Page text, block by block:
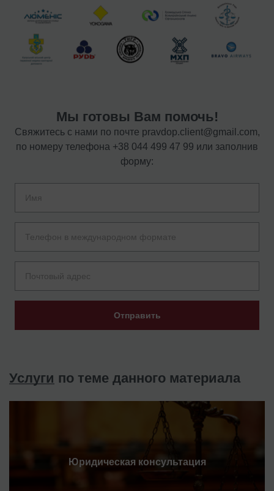
Мы готовы Вам помочь!
Свяжитесь с нами по почте pravdop.client@gmail.com,
по номеру телефона +38 044 499 47 99 или заполнив
форму:
Отправить
Услуги по теме данного материала
Юридическая консультация